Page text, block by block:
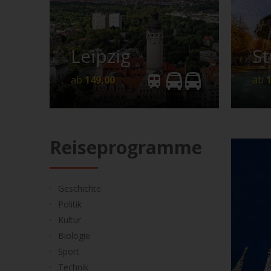
Leipzig
ab 149,00
149,00
ab
Reiseprogramme
Geschichte
Politik
Kultur
Biologie
Sport
Technik